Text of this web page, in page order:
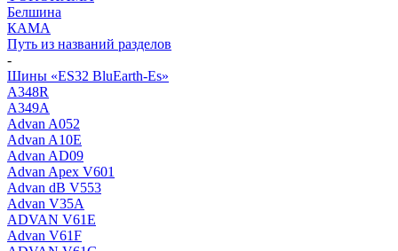
Белшина
КАМА
Путь из названий разделов
-
Шины «ES32 BluEarth-Es»
A348R
A349A
Advan A052
Advan A10E
Advan AD09
Advan Apex V601
Advan dB V553
Advan V35A
ADVAN V61E
Advan V61F